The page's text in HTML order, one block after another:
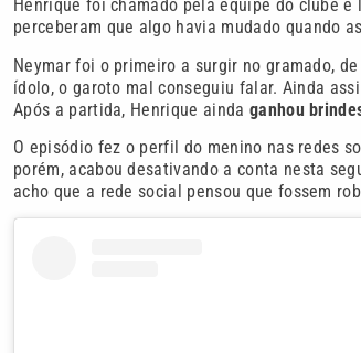
Henrique foi chamado pela equipe do clube
perceberam que algo havia mudado quando
Neymar foi o primeiro a surgir no gramado,
ídolo, o garoto mal conseguiu falar. Ainda
Após a partida, Henrique ainda ganhou
O episódio fez o perfil do menino nas redes
porém, acabou desativando a conta nesta
acho que a rede social pensou que fossem